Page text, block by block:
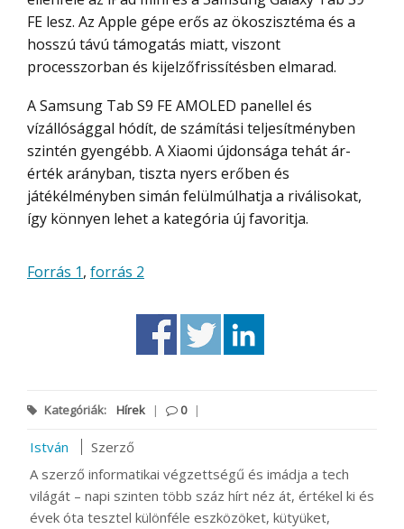
FE lesz. Az Apple gépe erős az ökoszisztéma és a
hosszú távú támogatás miatt, viszont
processzorban és kijelzőfrissítésben elmarad.
A Samsung Tab S9 FE AMOLED panellel és
vízállósággal hódít, de számítási teljesítményben
szintén gyengébb. A Xiaomi újdonsága tehát ár-
érték arányban, tiszta nyers erőben és
játékélményben simán felülmúlhatja a riválisokat,
így könnyen lehet a kategória új favoritja.
Forrás 1, forrás 2
Kategóriák: Hírek | 0 |
István
Szerző
A szerző informatikai végzettségű és imádja a tech
világát – napi szinten több száz hírt néz át, értékel ki és
évek óta tesztel különféle eszközöket, kütyüket,